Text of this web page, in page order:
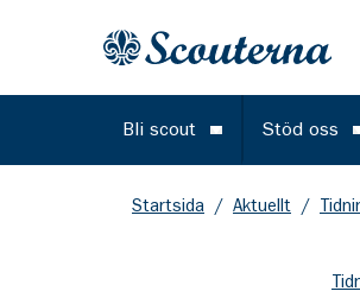
Gå till huvudinnehållet
Bli scout Öppna meny
Stöd oss
Startsida / Aktuellt /